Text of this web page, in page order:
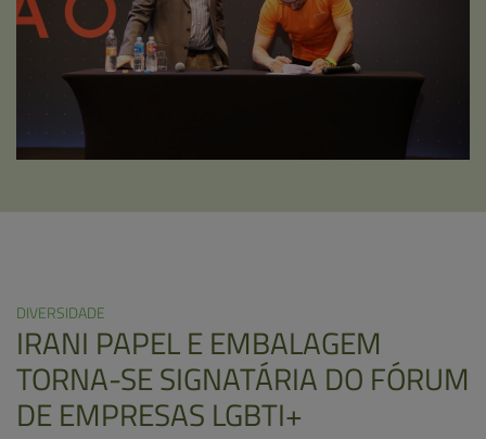
DIVERSIDADE
IRANI PAPEL E EMBALAGEM
TORNA-SE SIGNATÁRIA DO FÓRUM
DE EMPRESAS LGBTI+